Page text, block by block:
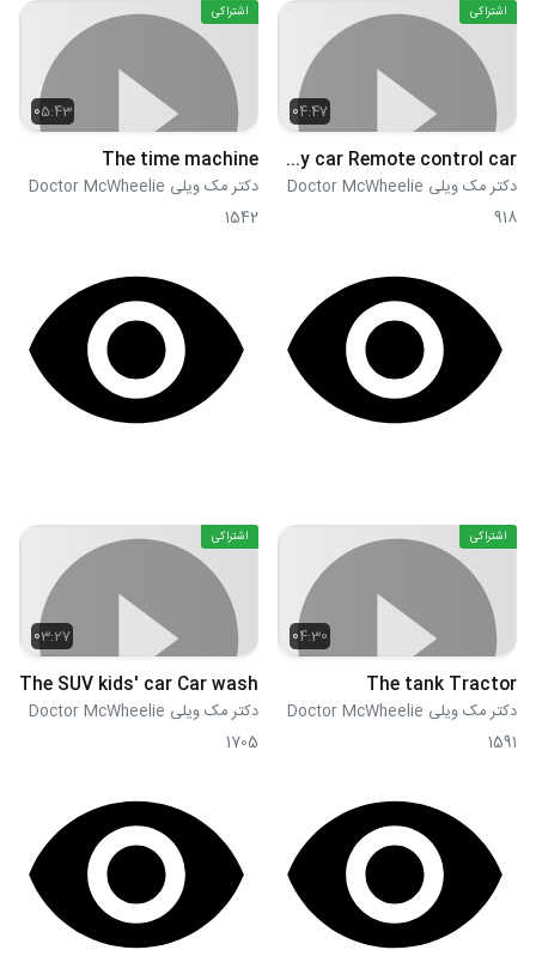
04:47
اشتراکی
The toy car Remote control car
دکتر مک ویلی Doctor McWheelie
918
05:43
اشتراکی
The time machine
دکتر مک ویلی Doctor McWheelie
1542
04:30
اشتراکی
The tank Tractor
دکتر مک ویلی Doctor McWheelie
1591
03:27
اشتراکی
The SUV kids' car Car wash
دکتر مک ویلی Doctor McWheelie
1705